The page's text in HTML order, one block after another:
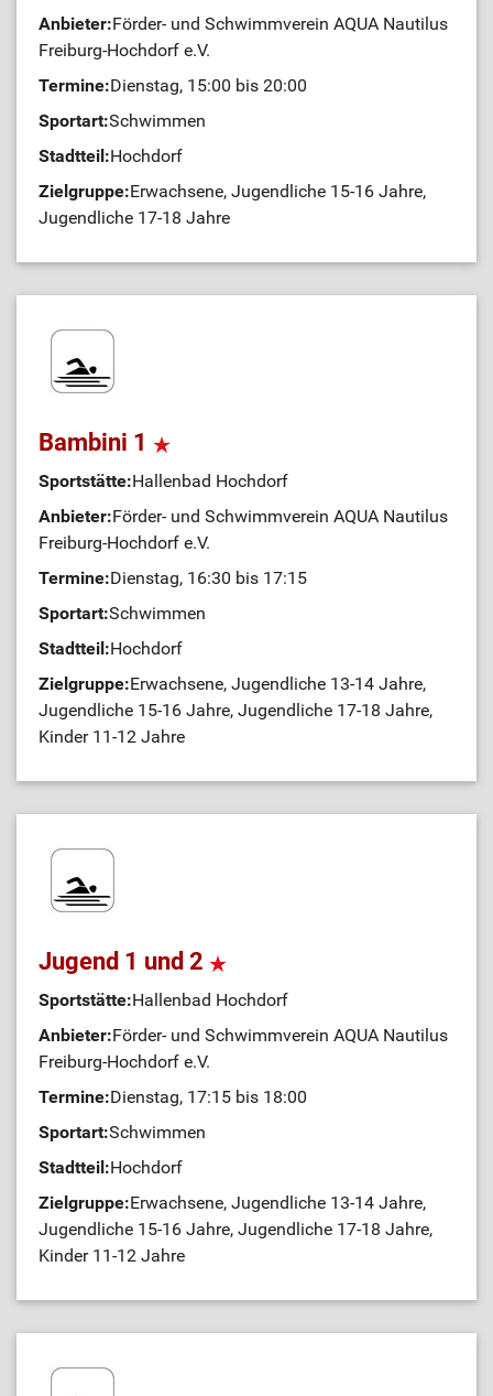
Anbieter:Förder- und Schwimmverein AQUA Nautilus
Freiburg-Hochdorf e.V.
Termine:Dienstag, 15:00 bis 20:00
Sportart:Schwimmen
Stadtteil:Hochdorf
Zielgruppe:Erwachsene, Jugendliche 15-16 Jahre,
Jugendliche 17-18 Jahre
Bambini 1
Sportstätte:Hallenbad Hochdorf
Anbieter:Förder- und Schwimmverein AQUA Nautilus
Freiburg-Hochdorf e.V.
Termine:Dienstag, 16:30 bis 17:15
Sportart:Schwimmen
Stadtteil:Hochdorf
Zielgruppe:Erwachsene, Jugendliche 13-14 Jahre,
Jugendliche 15-16 Jahre, Jugendliche 17-18 Jahre,
Kinder 11-12 Jahre
Jugend 1 und 2
Sportstätte:Hallenbad Hochdorf
Anbieter:Förder- und Schwimmverein AQUA Nautilus
Freiburg-Hochdorf e.V.
Termine:Dienstag, 17:15 bis 18:00
Sportart:Schwimmen
Stadtteil:Hochdorf
Zielgruppe:Erwachsene, Jugendliche 13-14 Jahre,
Jugendliche 15-16 Jahre, Jugendliche 17-18 Jahre,
Kinder 11-12 Jahre